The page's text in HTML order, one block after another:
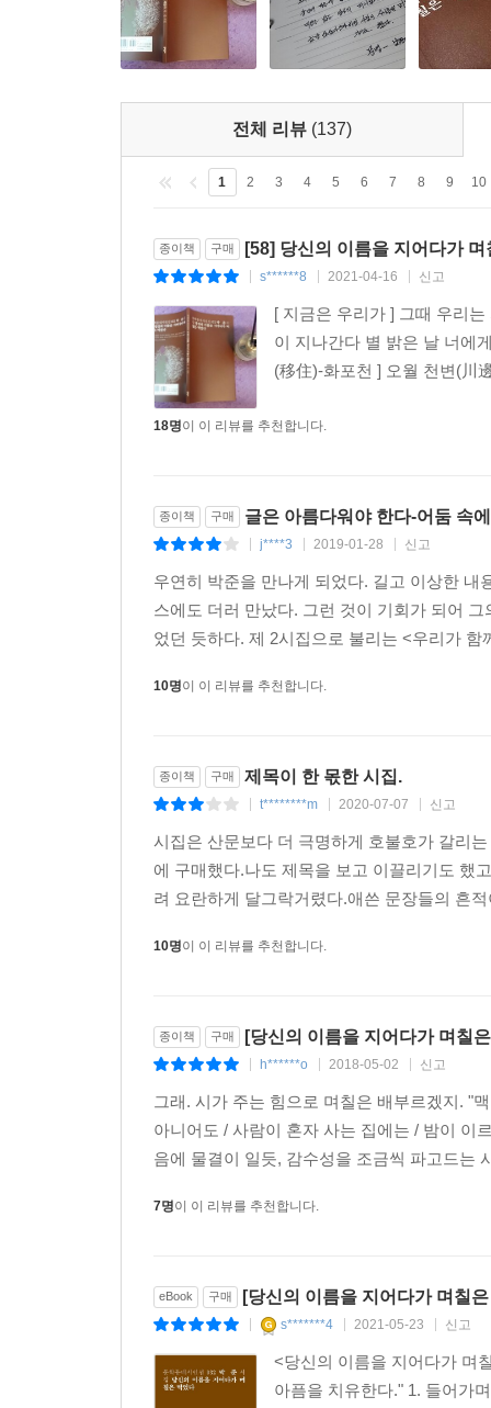
진행되었다. 그 떨림의 간곡함이 언어로 환원되었
―허수경 발문, 「이번 생의 장례를 미리 지내며 시
‘떨림의 간곡함’은 진정성 있는 언어로 남아 독자
작가의 말 중에서
세상에도 두엇쯤 당신이 있다. 만나면 몇 번이고
전체 리뷰 (137)
1 2 3 4 5 6 7 8 9 10
종이책 구매 [58] 당신의 이름을 지어다가 며
s******8 2021-04-16 신고
[ 지금은 우리가 ] 그때 우리
이 지나간다 별 밝은 날 너에
(移住)-화포천 ] 오월 천변(川
18명이 이 리뷰를 추천합니다.
종이책 구매 글은 아름다워야 한다-어둠 속
j****3 2019-01-28 신고
우연히 박준을 만나게 되었다. 길고 이상한
스에도 더러 만났다. 그런 것이 기회가 되어
었던 듯하다. 제 2시집으로 불리는 <우리가
10명이 이 리뷰를 추천합니다.
종이책 구매 제목이 한 몫한 시집.
t********m 2020-07-07 신고
시집은 산문보다 더 극명하게 호불호가 갈리
에 구매했다.나도 제목을 보고 이끌리기도 했
려 요란하게 달그락거렸다.애쓴 문장들의 흔
10명이 이 리뷰를 추천합니다.
종이책 구매 [당신의 이름을 지어다가 며칠
h******o 2018-05-02 신고
그래. 시가 주는 힘으로 며칠은 배부르겠지. "
아니어도 / 사람이 혼자 사는 집에는 / 밤이 이
음에 물결이 일듯, 감수성을 조금씩 파고드는
7명이 이 리뷰를 추천합니다.
eBook 구매 [당신의 이름을 지어다가 며칠
s*******4 2021-05-23 신고
<당신의 이름을 지어다가 며
아픔을 치유한다." 1. 들어가